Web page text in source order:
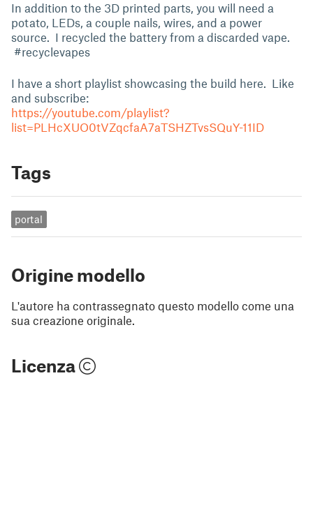
In addition to the 3D printed parts, you will need a
potato, LEDs, a couple nails, wires, and a power
source. I recycled the battery from a discarded vape.
#recyclevapes
I have a short playlist showcasing the build here. Like
and subscribe:
https://youtube.com/playlist?
list=PLHcXUO0tVZqcfaA7aTSHZTvsSQuY-11ID
Tags
portal
Origine modello
L'autore ha contrassegnato questo modello come una
sua creazione originale.
Licenza